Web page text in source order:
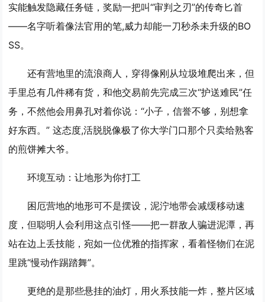
实能触发隐藏任务链，奖励一把叫“审判之刃”的传奇匕首
——名字听着像法官用的笔,威力却能一刀秒杀未升级的BO
SS。
还有营地里的流浪商人，穿得像刚从垃圾堆爬出来，但
手里总有几件稀有货，和他交易前先完成三次“护送难民”任
务，不然他会用鼻孔对着你说：“小子，信誉不够，别想拿
好东西。” 这态度,活脱脱像极了你大学门口那个只卖给熟客
的煎饼摊大爷。
环境互动：让地形为你打工
困厄营地的地形可不是摆设，泥泞地带会减缓移动速
度，但聪明人会利用这点引怪——把一群敌人骗进泥潭，再
站在边上丢技能，宛如一位优雅的指挥家，看着怪物们在泥
里跳“慢动作踢踏舞”。
更绝的是那些悬挂的油灯，用火系技能一炸，整片区域